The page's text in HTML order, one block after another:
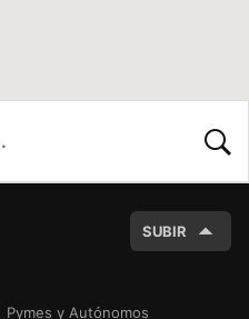
SUBIR
Pymes y Autónomos